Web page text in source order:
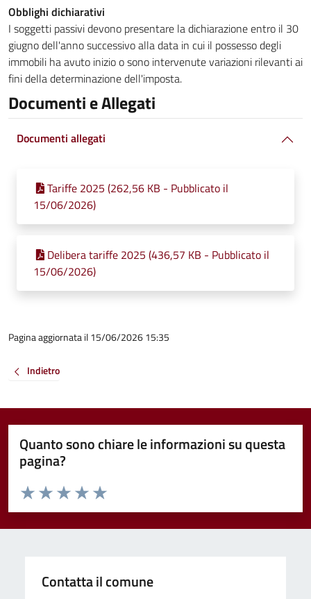
Obblighi dichiarativi
I soggetti passivi devono presentare la dichiarazione entro il 30
giugno dell'anno successivo alla data in cui il possesso degli
immobili ha avuto inizio o sono intervenute variazioni rilevanti ai
fini della determinazione dell'imposta.
Documenti e Allegati
Documenti allegati
Tariffe 2025 (262,56 KB - Pubblicato il
15/06/2026)
Delibera tariffe 2025 (436,57 KB - Pubblicato il
15/06/2026)
Pagina aggiornata il 15/06/2026 15:35
Indietro
Quanto sono chiare le informazioni su questa
pagina?
Valuta da 1 a 5 stelle la pagina
Valuta 5 stelle su 5
Valuta 4 stelle su 5
Valuta 3 stelle su 5
Valuta 2 stelle su 5
Valuta 1 stelle su 5
Contatta il comune